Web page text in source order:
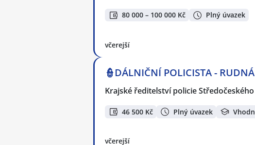
80 000 – 100 000 Kč Plný úvazek
včerejší
👮DÁLNIČNÍ POLICISTA -
Krajské ředitelství policie
46 500 Kč Plný úvazek
včerejší